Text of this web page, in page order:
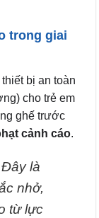
trong giai
bị an toàn
cho trẻ em
ghế trước
cảnh cáo.
Đây là
nhở,
từ lực